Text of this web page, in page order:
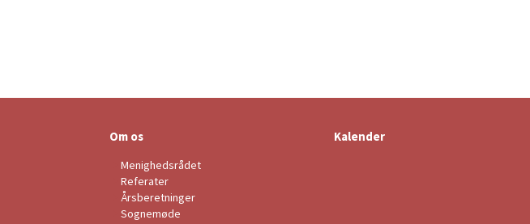
Om os
Menighedsrådet
Referater
Årsberetninger
Sognemøde
Kalender